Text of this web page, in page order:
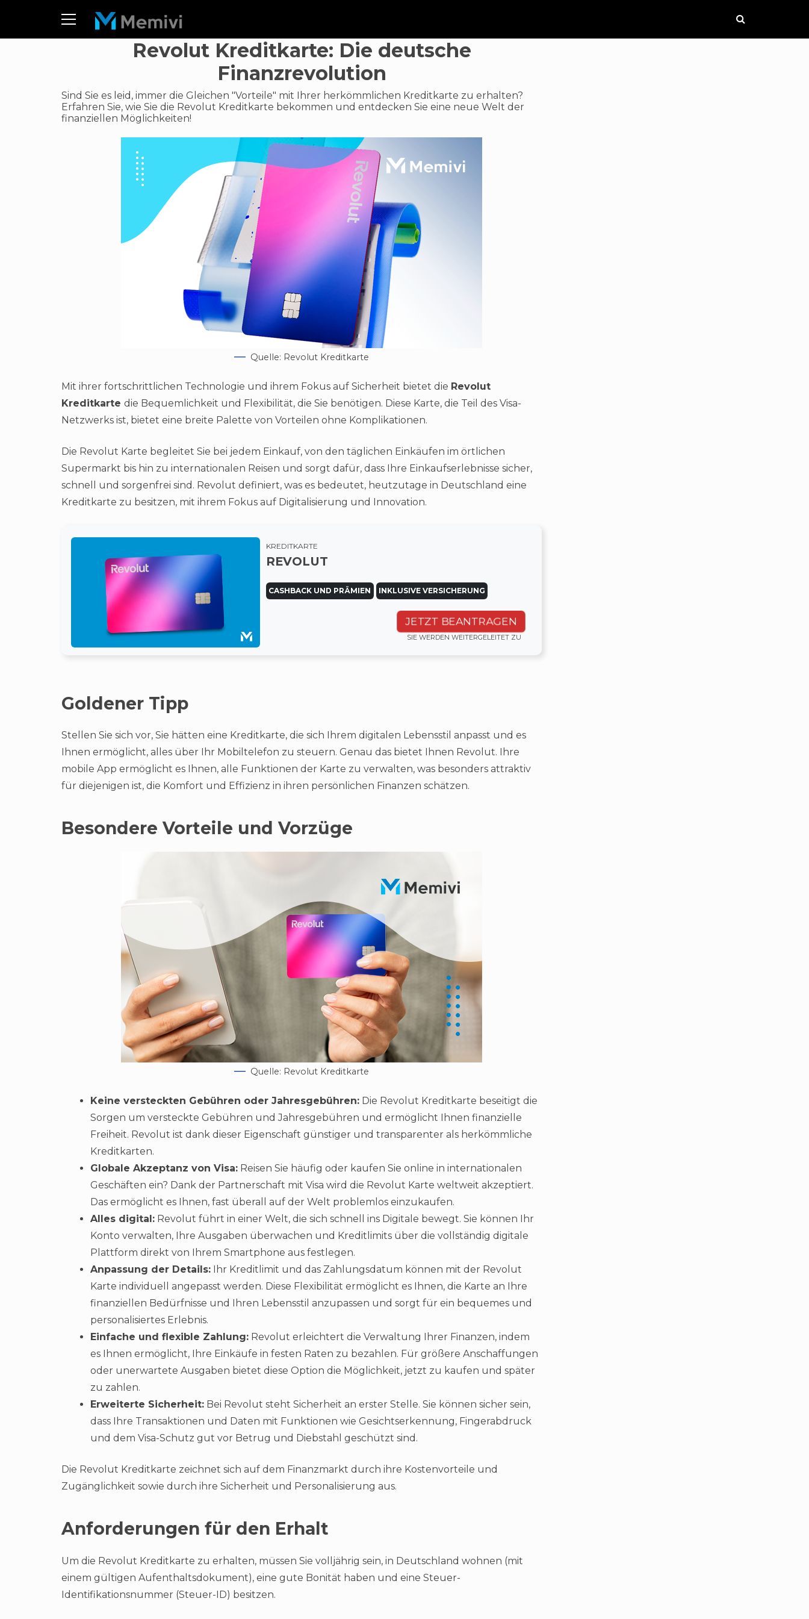
Revolut Kreditkarte: Die deutsche
Finanzrevolution
Sind Sie es leid, immer die Gleichen "Vorteile" mit Ihrer herkömmlichen Kreditkarte zu erhalten?
Erfahren Sie, wie Sie die Revolut Kreditkarte bekommen und entdecken Sie eine neue Welt der
finanziellen Möglichkeiten!
Quelle: Revolut Kreditkarte
Mit ihrer fortschrittlichen Technologie und ihrem Fokus auf Sicherheit bietet die Revolut
Kreditkarte die Bequemlichkeit und Flexibilität, die Sie benötigen. Diese Karte, die Teil des Visa-
Netzwerks ist, bietet eine breite Palette von Vorteilen ohne Komplikationen.
Die Revolut Karte begleitet Sie bei jedem Einkauf, von den täglichen Einkäufen im örtlichen
Supermarkt bis hin zu internationalen Reisen und sorgt dafür, dass Ihre Einkaufserlebnisse sicher,
schnell und sorgenfrei sind. Revolut definiert, was es bedeutet, heutzutage in Deutschland eine
Kreditkarte zu besitzen, mit ihrem Fokus auf Digitalisierung und Innovation.
KREDITKARTE
REVOLUT
CASHBACK UND PRÄMIEN INKLUSIVE VERSICHERUNG
JETZT BEANTRAGEN
SIE WERDEN WEITERGELEITET ZU
Goldener Tipp
Stellen Sie sich vor, Sie hätten eine Kreditkarte, die sich Ihrem digitalen Lebensstil anpasst und es
Ihnen ermöglicht, alles über Ihr Mobiltelefon zu steuern. Genau das bietet Ihnen Revolut. Ihre
mobile App ermöglicht es Ihnen, alle Funktionen der Karte zu verwalten, was besonders attraktiv
für diejenigen ist, die Komfort und Effizienz in ihren persönlichen Finanzen schätzen.
Besondere Vorteile und Vorzüge
Quelle: Revolut Kreditkarte
Keine versteckten Gebühren oder Jahresgebühren: Die Revolut Kreditkarte beseitigt die
Sorgen um versteckte Gebühren und Jahresgebühren und ermöglicht Ihnen finanzielle
Freiheit. Revolut ist dank dieser Eigenschaft günstiger und transparenter als herkömmliche
Kreditkarten.
Globale Akzeptanz von Visa: Reisen Sie häufig oder kaufen Sie online in internationalen
Geschäften ein? Dank der Partnerschaft mit Visa wird die Revolut Karte weltweit akzeptiert.
Das ermöglicht es Ihnen, fast überall auf der Welt problemlos einzukaufen.
Alles digital: Revolut führt in einer Welt, die sich schnell ins Digitale bewegt. Sie können Ihr
Konto verwalten, Ihre Ausgaben überwachen und Kreditlimits über die vollständig digitale
Plattform direkt von Ihrem Smartphone aus festlegen.
Anpassung der Details: Ihr Kreditlimit und das Zahlungsdatum können mit der Revolut
Karte individuell angepasst werden. Diese Flexibilität ermöglicht es Ihnen, die Karte an Ihre
finanziellen Bedürfnisse und Ihren Lebensstil anzupassen und sorgt für ein bequemes und
personalisiertes Erlebnis.
Einfache und flexible Zahlung: Revolut erleichtert die Verwaltung Ihrer Finanzen, indem
es Ihnen ermöglicht, Ihre Einkäufe in festen Raten zu bezahlen. Für größere Anschaffungen
oder unerwartete Ausgaben bietet diese Option die Möglichkeit, jetzt zu kaufen und später
zu zahlen.
Erweiterte Sicherheit: Bei Revolut steht Sicherheit an erster Stelle. Sie können sicher sein,
dass Ihre Transaktionen und Daten mit Funktionen wie Gesichtserkennung, Fingerabdruck
und dem Visa-Schutz gut vor Betrug und Diebstahl geschützt sind.
Die Revolut Kreditkarte zeichnet sich auf dem Finanzmarkt durch ihre Kostenvorteile und
Zugänglichkeit sowie durch ihre Sicherheit und Personalisierung aus.
Anforderungen für den Erhalt
Um die Revolut Kreditkarte zu erhalten, müssen Sie volljährig sein, in Deutschland wohnen (mit
einem gültigen Aufenthaltsdokument), eine gute Bonität haben und eine Steuer-
Identifikationsnummer (Steuer-ID) besitzen.